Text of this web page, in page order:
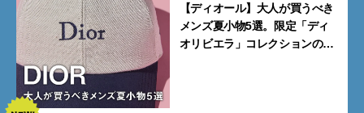
【ディオール】大人が買うべき
メンズ夏小物5選。限定「ディ
オリビエラ」コレクションの